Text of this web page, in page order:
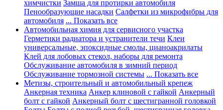
химчистки Замша для протирки автомобиля
Пенообразующие насадки Салфетки из микрофибры для
автомобиля ... Показать все
Автомобильная химия для сервисного участка
Герметики радиатора и устранители течи Клеи
универсальные, эпоксидные смолы, цианоакрилаты
Клей для лобовых стекол, наборы для ремонта
Обслуживание автомобиля в зимний период
Обслуживание тормозной системы ... Показать все
Метизы, строительный и автомобильный крепеж
Анкерная техника Анкер клиновой с гайкой Анкерный
болт с гайкой Анкерный болт с шестигранной головкой